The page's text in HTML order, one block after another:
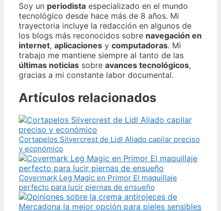
Soy un periodista especializado en el mundo
tecnológico desde hace más de 8 años. Mi
trayectoria incluye la redacción en algunos de
los blogs más reconocidos sobre navegación en
internet, aplicaciones y computadoras. Mi
trabajo me mantiene siempre al tanto de las
últimas noticias sobre avances tecnológicos,
gracias a mi constante labor documental.
Artículos relacionados
Cortapelos Silvercrest de Lidl Aliado capilar preciso
y económico
Covermark Leg Magic en Primor El maquillaje
perfecto para lucir piernas de ensueño